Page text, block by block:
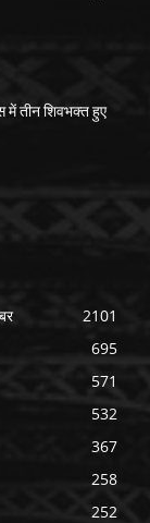
में तीन शिवभक्त हुए
2101
695
571
532
367
258
252